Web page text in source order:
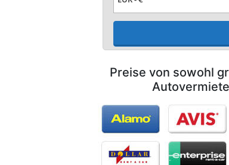
Preise von sowohl